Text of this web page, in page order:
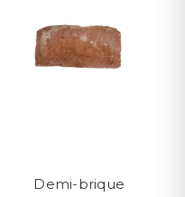
Demi-brique